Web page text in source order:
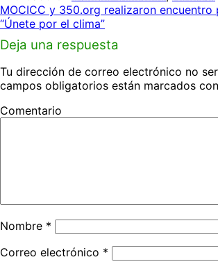
Navegación
de
las
entradas
MOCICC y 350.org realizaron encuentro
“Únete por el clima”
Deja una respuesta
Tu dirección de correo electrónico no
campos obligatorios están marcados con
Comentario
Nombre *
Correo electrónico *